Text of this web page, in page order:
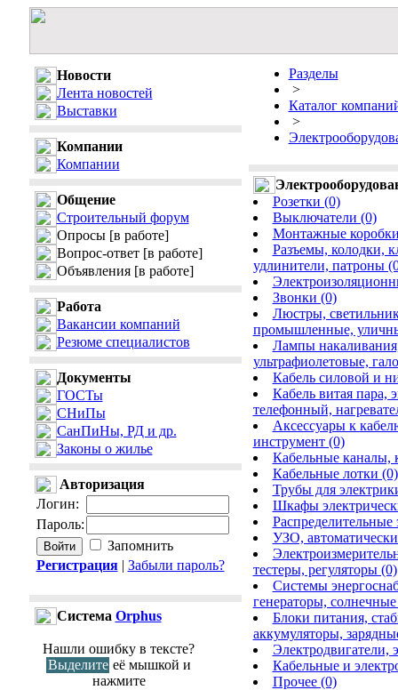
Новости
Лента новостей
Выставки
Компании
Компании
Общение
Строительный форум
Опросы [в работе]
Вопрос-ответ [в работе]
Объявления [в работе]
Работа
Вакансии компаний
Резюме специалистов
Документы
ГОСТы
СНиПы
СанПиНы, РД и др.
Законы о жилье
Авторизация
Логин:
Пароль:
Запомнить
Регистрация| Забыли пароль?
Cистема Orphus
Нашли ошибку в тексте?
Выделите её мышкой и
нажмите
Разделы
>
Каталог
>
Розетки (0)
Выключатели (0)
Монтажные
Разъемы, колодки,
удлинители, патроны
Звонки (0)
Люстры,
промышленные,
Лампы
ультрафиолетовые,
Кабель силовой и
Кабель витая
телефонный,
Аксессуары к
инструмент (0)
Кабельные каналы,
Кабельные лотки (0)
Трубы для
Шкафы
УЗО,
тестеры, регуляторы (0)
Системы
генераторы,
Блоки питания,
аккумуляторы,
Электродвигатели,
Кабельные и
Прочее (0)